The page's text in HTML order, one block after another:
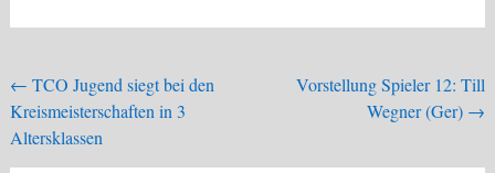
Beitragsnavigation
← TCO Jugend siegt bei den
Kreismeisterschaften in 3
Altersklassen
Vorstellung Spieler 12: Till
Wegner (Ger) →